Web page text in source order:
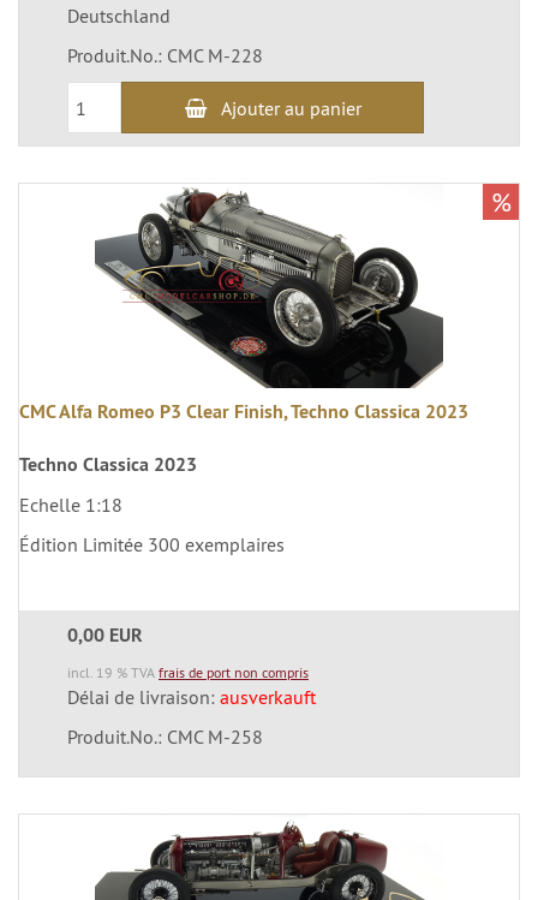
Deutschland
Produit.No.: CMC M-228
Ajouter au panier
CMC Alfa Romeo P3 Clear Finish, Techno Classica 2023
Techno Classica 2023
Echelle 1:18
Édition Limitée 300 exemplaires
0,00 EUR
incl. 19 % TVA frais de port non compris
Délai de livraison: ausverkauft
Produit.No.: CMC M-258
%